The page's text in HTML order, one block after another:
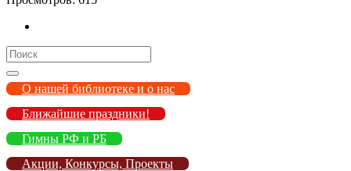
Search
for:
О нашей библиотеке и о нас
Ближайшие праздники!
Гимны РФ и РБ
Акции, Конкурсы, Проекты